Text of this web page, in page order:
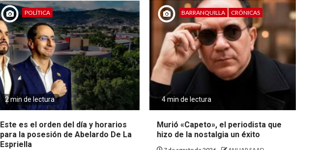
POLÍTICA
2 min de lectura
Este es el orden del día y horarios
para la posesión de Abelardo De La
Espriella
BARRANQUILLA CRÓNICAS
4 min de lectura
Murió «Capeto», el periodista que
hizo de la nostalgia un éxito